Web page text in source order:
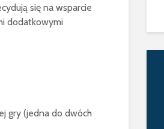
się na wsparcie
dodatkowymi
gry (jedna do dwóch